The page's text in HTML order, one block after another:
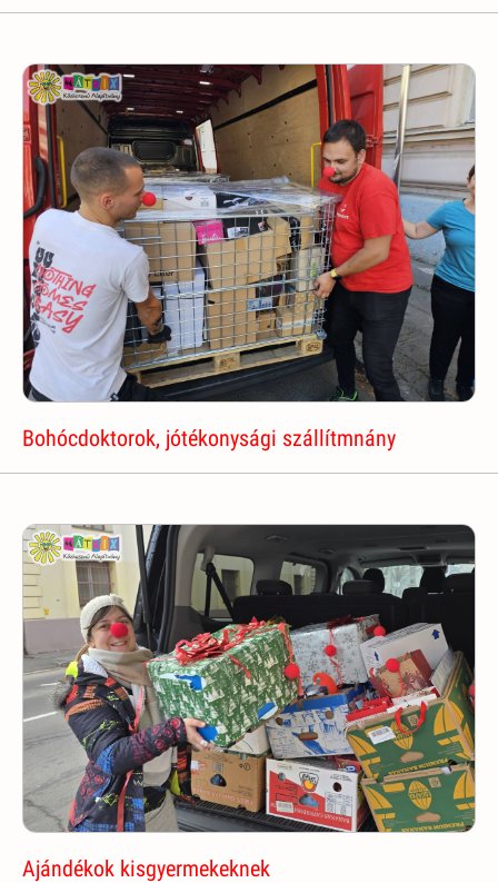
Bohócdoktorok, jótékonysági szállítmnány
Ajándékok kisgyermekeknek